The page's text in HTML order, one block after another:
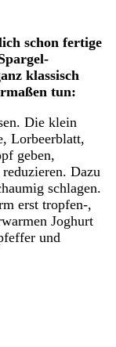
schon fertige
klassisch
tun:
Die klein
Lorbeerblatt,
geben,
Dazu
schlagen.
erst tropfen-,
Joghurt
und